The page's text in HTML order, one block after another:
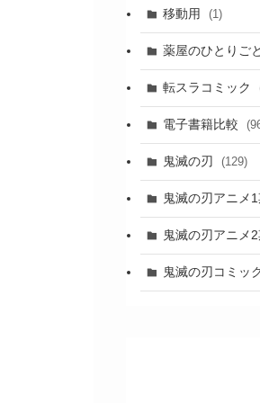
移動用 (1)
薬屋のひとりごと
転スラコミック
電子書籍比較
鬼滅の刃 (129)
鬼滅の刃アニメ1
鬼滅の刃アニメ2
鬼滅の刃コミッ